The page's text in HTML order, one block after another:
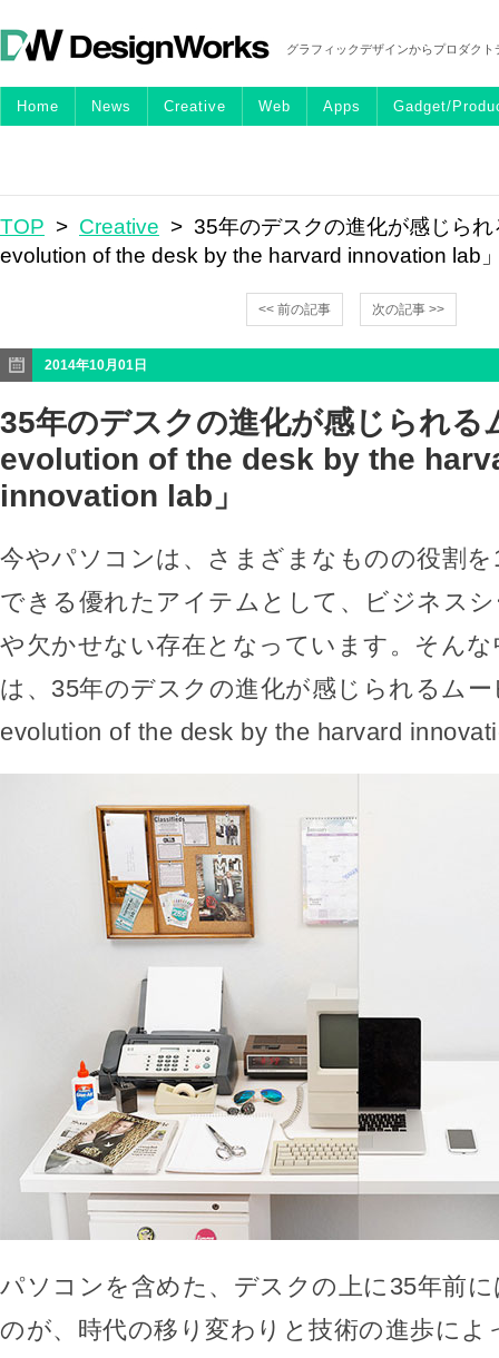
グラフィックデザインからプロダク
Home News Creative Web Apps Gadget/
TOP > Creative > 35年のデスクの進化が感じら
evolution of the desk by the harvard innovation lab
<< 前の記事 次の記事 >>
2014年10月01日
35年のデスクの進化が感じられる
evolution of the desk by the
innovation lab」
今やパソコンは、さまざまなものの役割
できる優れたアイテムとして、ビジネス
や欠かせない存在となっています。そん
は、35年のデスクの進化が感じられるムー
evolution of the desk by the harvard
パソコンを含めた、デスクの上に35年前
のが、時代の移り変わりと技術の進歩に